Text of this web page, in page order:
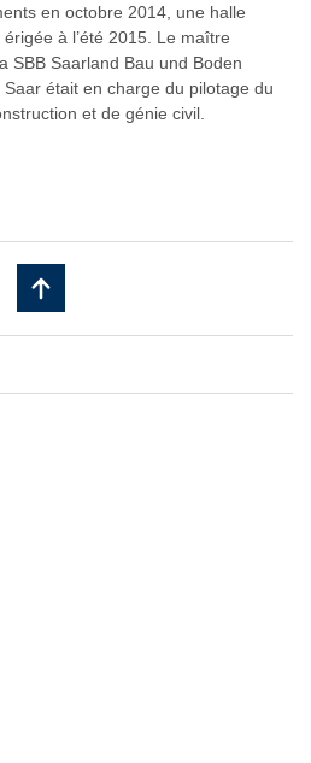
en octobre 2014, une halle
à l’été 2015. Le maître
SBB Saarland Bau und Boden
était en charge du pilotage du
et de génie civil.